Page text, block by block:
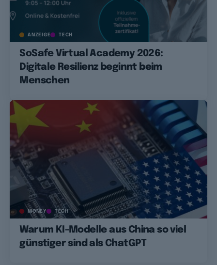
ANZEIGE TECH
SoSafe Virtual Academy 2026:
Digitale Resilienz beginnt beim
Menschen
MONEY TECH
Warum KI-Modelle aus China so viel
günstiger sind als ChatGPT